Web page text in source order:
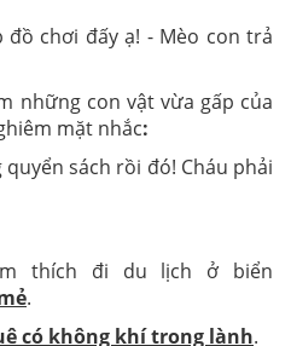
đồ chơi đấy ạ! - Mèo con trả
những con vật vừa gấp của
mặt nhắc:
sách rồi đó! Cháu phải
thích đi du lịch ở biển
.
có không khí trong lành.